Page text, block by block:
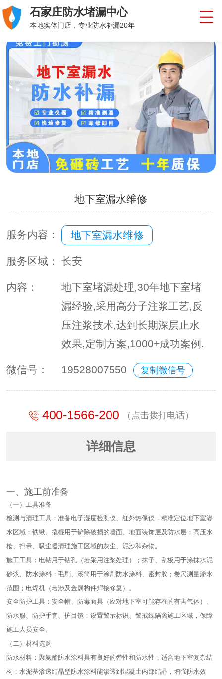
石家庄防水堵漏中心
本地实体门店，专业防水补漏20年
地下室漏水维修
服务内容： 地下室漏水维修
服务区域： 长安
内容：
地下室堵漏处理,30年地下室堵
漏经验,采用高分子注浆工艺,反
压注浆技术,达到长期深层止水
效果,定制方案,1000+成功案例.
微信号： 19528007550 复制微信号
400-1566-200 （点击拨打电话）
详细信息
一、施工前准备​
（一）工具准备​
检测与清理工具：准备电子湿度检测仪、红外热像仪，精准定位地下室渗
水区域；铁锹、撬棍用于铲除破损的墙面、地面装饰层及防水层；高压水
枪、扫帚、吸尘器清理施工区域的灰尘、泥沙和杂物。​
施工工具：电钻用于钻孔（若采用注浆处理）；抹子、刮板用于涂抹水泥
砂浆、防水涂料；毛刷、滚筒用于涂刷防水涂料、密封胶；卷尺测量渗水
范围；电焊机（若涉及金属构件焊接修复）。​
安全防护工具：安全帽、防毒面具（应对地下室可能存在的有害气体）、
防水服、防护手套、护目镜；设置警示标识、警戒线隔离施工区域，保障
施工人员安全。​
（二）材料选购​
防水材料：聚氨酯防水涂料具有良好的弹性和防水性，适合地下室复杂结
构；水泥基渗透结晶型防水涂料能渗透到混凝土内部结晶，增强防水效